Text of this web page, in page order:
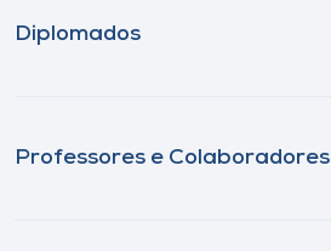
Diplomados
Professores e Colaboradores